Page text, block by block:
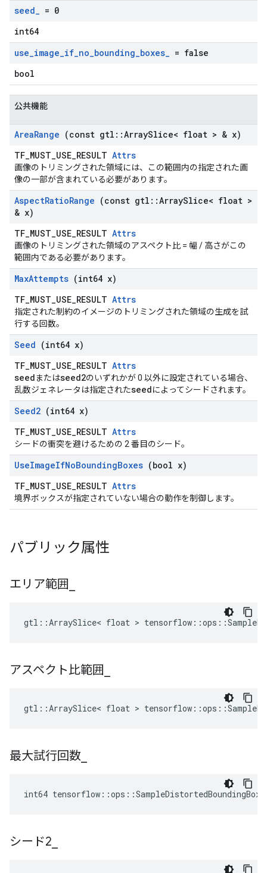
seed_ = 0
int64
use_image_if_no_bounding_boxes_ = false
bool
公共機能
AreaRange (const gtl ::ArraySlice< float > & x)
TF_MUST_USE_RESULT Attrs
画像のトリミングされた領域には、この範囲内の指定された画
像の一部が含まれている必要があります。
AspectRatioRange (const gtl ::ArraySlice< float >
& x)
TF_MUST_USE_RESULT Attrs
画像のトリミングされた領域のアスペクト比 = 幅 / 高さがこの
範囲内である必要があります。
MaxAttempts (int64 x)
TF_MUST_USE_RESULT Attrs
指定された制約のイメージのトリミングされた領域の生成を試
行する回数。
Seed (int64 x)
TF_MUST_USE_RESULT Attrs
seedまたはseed2のいずれかが 0 以外に設定されている場合、
乱数ジェネレータは指定されたseedによってシードされます。
Seed2 (int64 x)
TF_MUST_USE_RESULT Attrs
シードの衝突を避けるための 2 番目のシード。
UseImageIfNoBoundingBoxes (bool x)
TF_MUST_USE_RESULT Attrs
境界ボックスが指定されていない場合の動作を制御します。
パブリック属性
エリア範囲
gtl::ArraySlice< float >
アスペクト比範囲
gtl::ArraySlice< float >
最大試行回数
int64
シード2